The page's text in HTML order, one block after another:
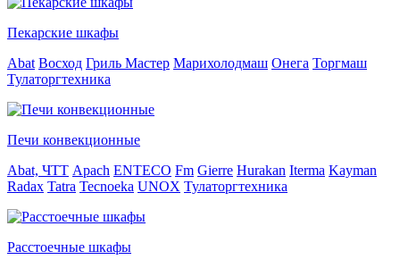
Пекарские шкафы
Abat Восход Гриль Мастер Марихолодмаш Онега Торгмаш
Тулаторгтехника
Печи конвекционные
Abat, ЧТТ Apach ENTECO Fm Gierre Hurakan Iterma Kayman
Radax Tatra Tecnoeka UNOX Тулаторгтехника
Расстоечные шкафы